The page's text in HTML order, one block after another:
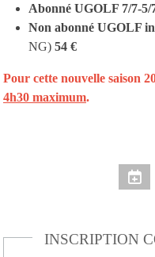
Abonné UGOLF 7/7-
Non abonné UGOLF
NG) 54 €
Pour cette nouvelle saison
4h30 maximum.
INSCRIPTION